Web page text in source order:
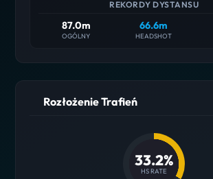
REKORDY DYSTANSU
87.0m
OGÓLNY
66.6m
HEADSHOT
Rozłożenie Trafień
33.2%
HS RATE